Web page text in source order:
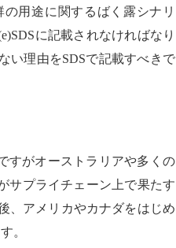
用途に関するばく露シナリ
に記載されなければなり
い理由をSDSで記載すべきで
すがオーストラリアや多くの
サプライチェーン上で果たす
、アメリカやカナダをはじめ
。